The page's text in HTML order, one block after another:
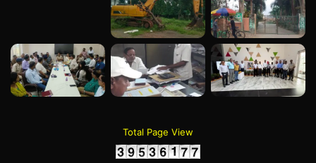
Total Page View